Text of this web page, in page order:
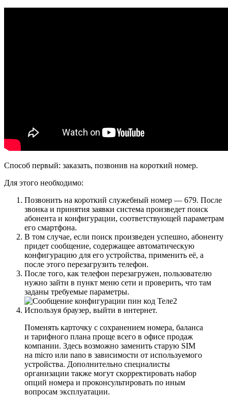
Способ первый: заказать, позвонив на короткий номер.
Для этого необходимо:
Позвонить на короткий служебный номер — 679. После
звонка и принятия заявки система произведет поиск
абонента и конфигурации, соответствующей параметрам
его смартфона.
В том случае, если поиск произведен успешно, абоненту
придет сообщение, содержащее автоматическую
конфигурацию для его устройства, применить её, а
после этого перезагрузить телефон.
После того, как телефон перезагружен, пользователю
нужно зайти в пункт меню сети и проверить, что там
заданы требуемые параметры.
Используя браузер, выйти в интернет.
Поменять карточку с сохранением номера, баланса
и тарифного плана проще всего в офисе продаж
компании. Здесь возможно заменить старую SIM
на micro или nano в зависимости от используемого
устройства. Дополнительно специалисты
организации также могут скорректировать набор
опций номера и проконсультировать по иным
вопросам эксплуатации.